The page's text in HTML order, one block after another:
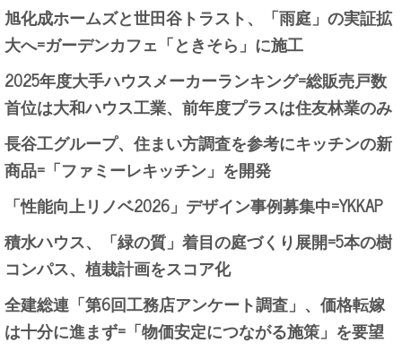
旭化成ホームズと世田谷トラスト、「雨庭」の実証拡
大へ=ガーデンカフェ「ときそら」に施工
2025年度大手ハウスメーカーランキング=総販売戸数
首位は大和ハウス工業、前年度プラスは住友林業のみ
長谷工グループ、住まい方調査を参考にキッチンの新
商品=「ファミーレキッチン」を開発
「性能向上リノベ2026」デザイン事例募集中=YKKAP
積水ハウス、「緑の質」着目の庭づくり展開=5本の樹
コンパス、植栽計画をスコア化
全建総連「第6回工務店アンケート調査」、価格転嫁
は十分に進まず=「物価安定につながる施策」を要望